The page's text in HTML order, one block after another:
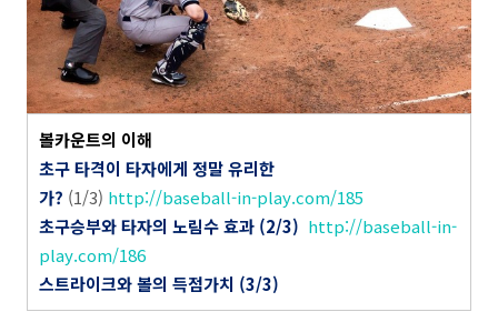
볼카운트의 이해
초구 타격이 타자에게 정말 유리한
가? (1/3) http://baseball-in-play.com/185
초구승부와 타자의 노림수 효과 (2/3) http://baseball-in-
play.com/186
스트라이크와 볼의 득점가치 (3/3)